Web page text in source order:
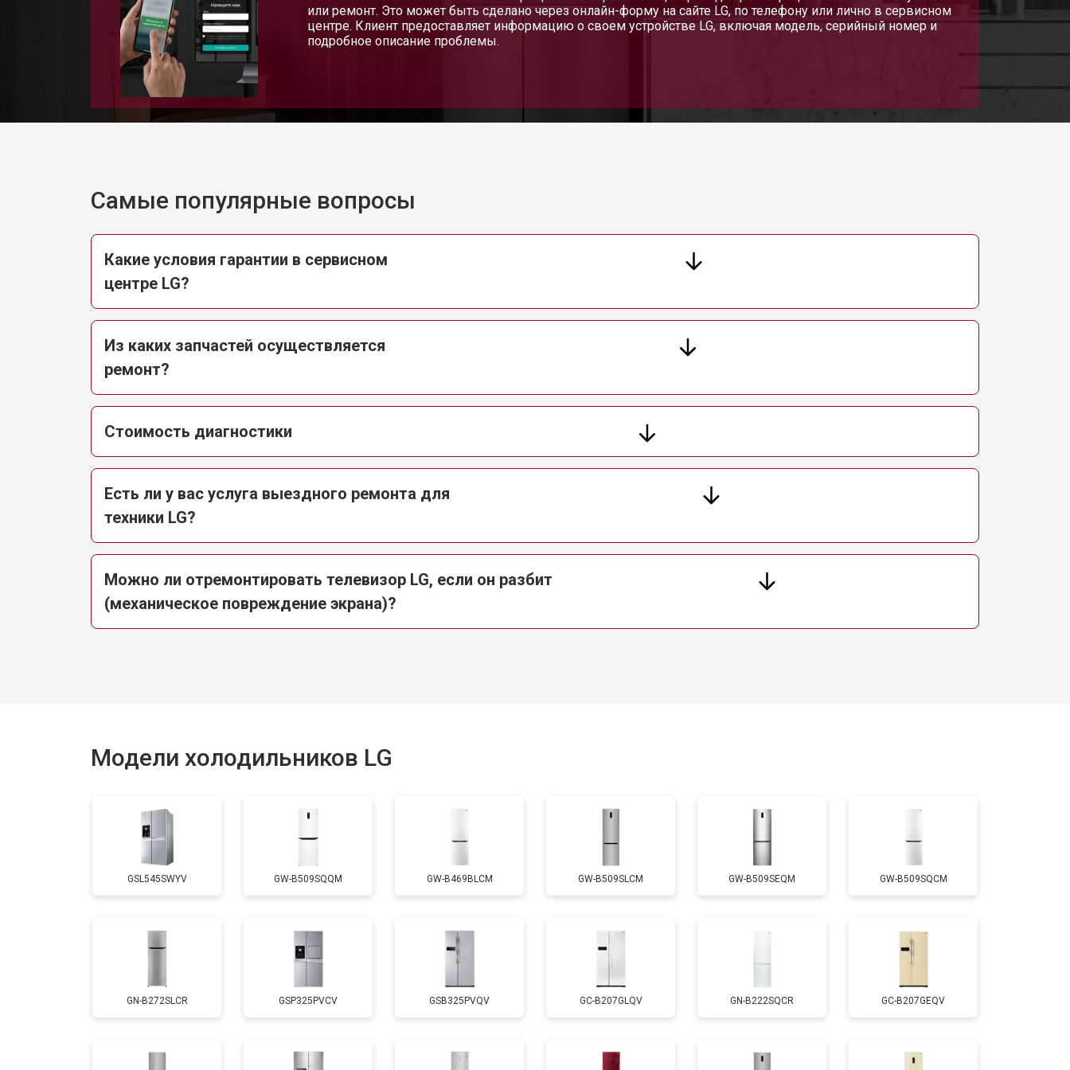
Замена нагревателя испарителя от 80 мин от 2550 ₽ Заказать
Замена нагревателя оттайки
Замена реле холодильника LG от 80 мин от 2550 ₽ Заказать
или ремонт. Это может быть сделано через онлайн-форму на сайте LG, по телефону или лично в сервисном
центре. Клиент предоставляет информацию о своем устройстве LG, включая модель, серийный номер и
подробное описание проблемы.
Самые популярные вопросы
Какие условия гарантии в сервисном
центре LG?
Из каких запчастей осуществляется
ремонт?
Стоимость диагностики
Есть ли у вас услуга выездного ремонта для
техники LG?
Можно ли отремонтировать телевизор LG, если он разбит
(механическое повреждение экрана)?
Модели холодильников LG
GSL545SWYV GW-B509SQQM GW-B469BLCM GW-B509SLCM GW-B509SEQM GW-B509SQCM
GN-B272SLCR GSP325PVCV GSB325PVQV GC-B207GLQV GN-B222SQCR GC-B207GEQV